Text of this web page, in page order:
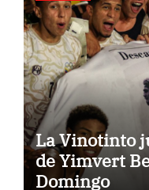
La Vinotinto
de Yimvert
Domingo